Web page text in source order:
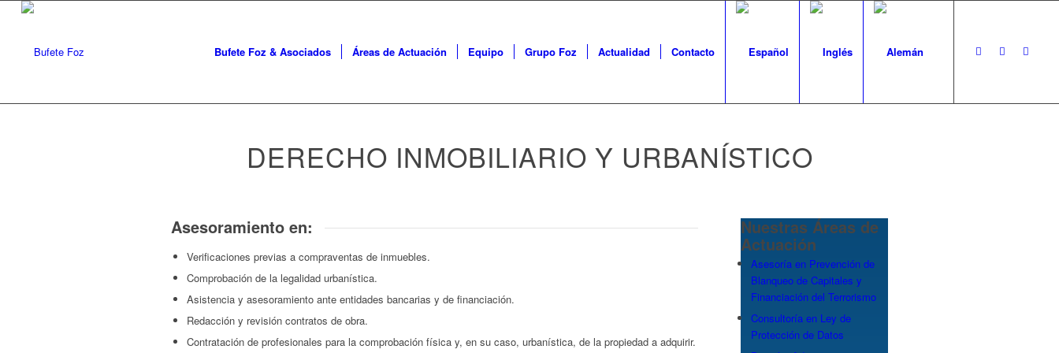
Bufete Foz & Asociados Áreas de Actuación Equipo Grupo Foz Actualidad Contacto
DERECHO INMOBILIARIO Y URBANÍSTICO
Asesoramiento en:
Verificaciones previas a compraventas de inmuebles.
Comprobación de la legalidad urbanística.
Asistencia y asesoramiento ante entidades bancarias y de financiación.
Redacción y revisión contratos de obra.
Contratación de profesionales para la comprobación física y, en su caso, urbanística, de la propiedad a adquirir.
Nuestras Áreas de
Actuación
Asesoría en Prevención de
Blanqueo de Capitales y
Financiación del Terrorismo
Consultoría en Ley de
Protección de Datos